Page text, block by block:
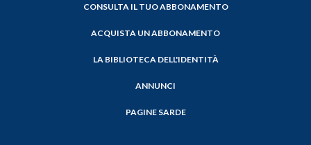
CONSULTA IL TUO ABBONAMENTO
ACQUISTA UN ABBONAMENTO
LA BIBLIOTECA DELL'IDENTITÀ
ANNUNCI
PAGINE SARDE